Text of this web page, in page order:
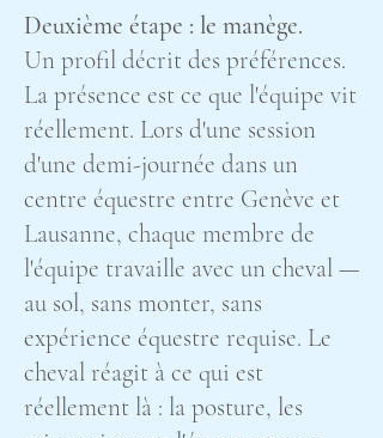
Deuxième étape : le manège.
Un profil décrit des préférences.
La présence est ce que l'équipe vit
réellement. Lors d'une session
d'une demi-journée dans un
centre équestre entre Genève et
Lausanne, chaque membre de
l'équipe travaille avec un cheval —
au sol, sans monter, sans
expérience équestre requise. Le
cheval réagit à ce qui est
réellement là : la posture, les